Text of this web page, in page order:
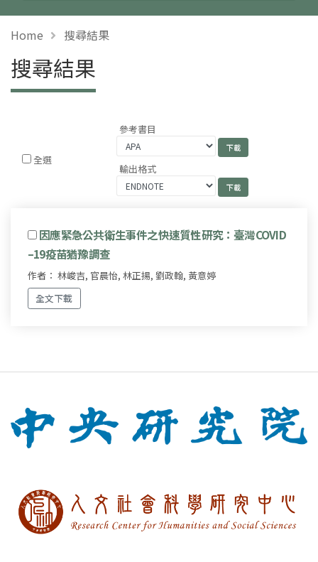
Home 搜尋結果
搜尋結果
全選
參考書目
輸出格式
因應緊急公共衛生事件之快速質性研究：臺灣COVID
–19疫苗猶豫調查
作者： 林峻吉, 官晨怡, 林正揚, 劉政翰, 黃意婷
全文下載